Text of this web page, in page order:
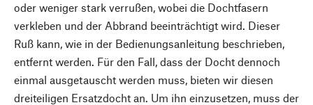
oder weniger stark verrußen, wobei die Dochtfasern
verkleben und der Abbrand beeinträchtigt wird. Dieser
Ruß kann, wie in der Bedienungsanleitung beschrieben,
entfernt werden. Für den Fall, dass der Docht dennoch
einmal ausgetauscht werden muss, bieten wir diesen
dreiteiligen Ersatzdocht an. Um ihn einzusetzen, muss der